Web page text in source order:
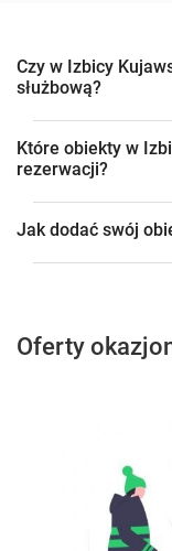
Czy w Izbicy
służbową?
Które obiekty w
rezerwacji?
Jak dodać swój
Oferty